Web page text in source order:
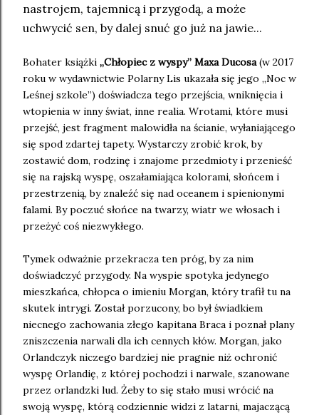
nastrojem, tajemnicą i przygodą, a może
uchwycić sen, by dalej snuć go już na jawie...
Bohater książki „Chłopiec z wyspy” Maxa Ducosa (w 2017
roku w wydawnictwie Polarny Lis ukazała się jego „Noc w
Leśnej szkole”) doświadcza tego przejścia, wniknięcia i
wtopienia w inny świat, inne realia. Wrotami, które musi
przejść, jest fragment malowidła na ścianie, wyłaniającego
się spod zdartej tapety. Wystarczy zrobić krok, by
zostawić dom, rodzinę i znajome przedmioty i przenieść
się na rajską wyspę, oszałamiająca kolorami, słońcem i
przestrzenią, by znaleźć się nad oceanem i spienionymi
falami. By poczuć słońce na twarzy, wiatr we włosach i
przeżyć coś niezwykłego.
Tymek odważnie przekracza ten próg, by za nim
doświadczyć przygody. Na wyspie spotyka jedynego
mieszkańca, chłopca o imieniu Morgan, który trafił tu na
skutek intrygi. Został porzucony, bo był świadkiem
niecnego zachowania złego kapitana Braca i poznał plany
zniszczenia narwali dla ich cennych kłów. Morgan, jako
Orlandczyk niczego bardziej nie pragnie niż ochronić
wyspę Orlandię, z której pochodzi i narwale, szanowane
przez orlandzki lud. Żeby to się stało musi wrócić na
swoją wyspę, którą codziennie widzi z latarni, majaczącą